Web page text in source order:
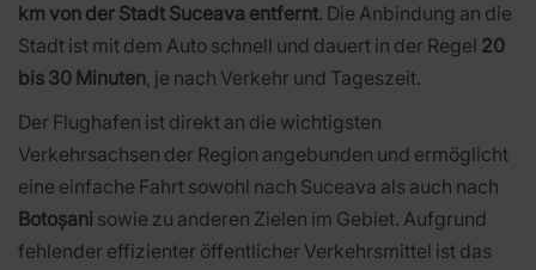
km von der Stadt Suceava entfernt. Die Anbindung an die
Stadt ist mit dem Auto schnell und dauert in der Regel 20
bis 30 Minuten, je nach Verkehr und Tageszeit.
Der Flughafen ist direkt an die wichtigsten
Verkehrsachsen der Region angebunden und ermöglicht
eine einfache Fahrt sowohl nach Suceava als auch nach
Botoșani sowie zu anderen Zielen im Gebiet. Aufgrund
fehlender effizienter öffentlicher Verkehrsmittel ist das